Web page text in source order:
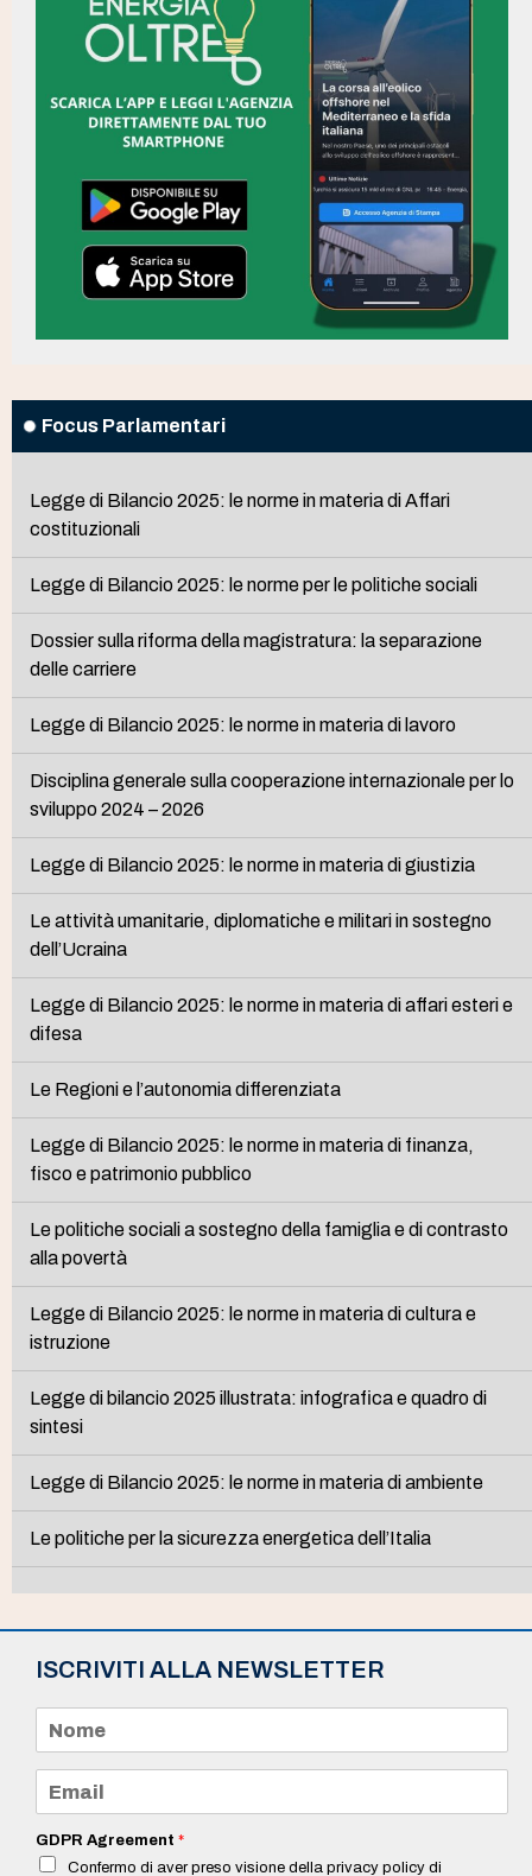
Focus Parlamentari
Legge di Bilancio 2025: le norme in materia di Affari
costituzionali
Legge di Bilancio 2025: le norme per le politiche sociali
Dossier sulla riforma della magistratura: la separazione
delle carriere
Legge di Bilancio 2025: le norme in materia di lavoro
Disciplina generale sulla cooperazione internazionale per lo
sviluppo 2024 – 2026
Legge di Bilancio 2025: le norme in materia di giustizia
Le attività umanitarie, diplomatiche e militari in sostegno
dell’Ucraina
Legge di Bilancio 2025: le norme in materia di affari esteri e
difesa
Le Regioni e l’autonomia differenziata
Legge di Bilancio 2025: le norme in materia di finanza,
fisco e patrimonio pubblico
Le politiche sociali a sostegno della famiglia e di contrasto
alla povertà
Legge di Bilancio 2025: le norme in materia di cultura e
istruzione
Legge di bilancio 2025 illustrata: infografica e quadro di
sintesi
Legge di Bilancio 2025: le norme in materia di ambiente
Le politiche per la sicurezza energetica dell’Italia
ISCRIVITI ALLA NEWSLETTER
m
e
a
iGDPR Agreement *
Confermo di aver preso visione della privacy policy di